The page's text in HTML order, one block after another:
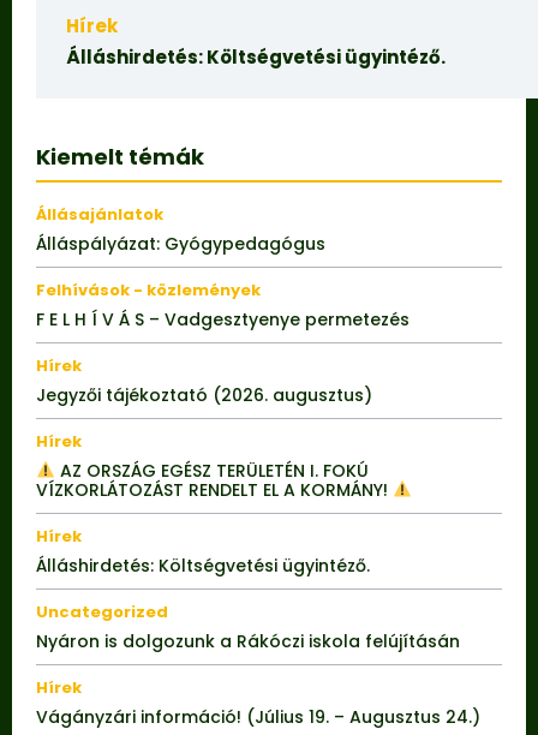
Hírek
Álláshirdetés: Költségvetési ügyintéző.
Kiemelt témák
Állásajánlatok
Álláspályázat: Gyógypedagógus
Felhívások - közlemények
F E L H Í V Á S – Vadgesztyenye permetezés
Hírek
Jegyzői tájékoztató (2026. augusztus)
Hírek
AZ ORSZÁG EGÉSZ TERÜLETÉN I. FOKÚ
VÍZKORLÁTOZÁST RENDELT EL A KORMÁNY!
Hírek
Álláshirdetés: Költségvetési ügyintéző.
Uncategorized
Nyáron is dolgozunk a Rákóczi iskola felújításán
Hírek
Vágányzári információ! (Július 19. – Augusztus 24.)